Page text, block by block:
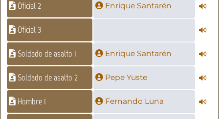
Oficial 2 Enrique Santarén
Oficial 3
Soldado de asalto 1 Enrique Santarén
Soldado de asalto 2 Pepe Yuste
Hombre 1 Fernando Luna